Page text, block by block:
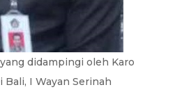
didampingi oleh Karo
I Wayan Serinah